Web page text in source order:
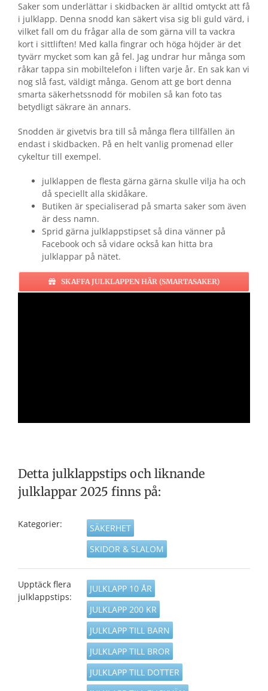
Saker som underlättar i skidbacken är alltid omtyckt att få
i julklapp. Denna snodd kan säkert visa sig bli guld värd, i
vilket fall om du frågar alla de som gärna vill ta vackra
kort i sittliften! Med kalla fingrar och höga höjder är det
tyvärr mycket som kan gå fel. Jag undrar hur många som
råkar tappa sin mobiltelefon i liften varje år. En sak kan vi
nog slå fast, väldigt många. Genom att ge bort denna
smarta säkerhetssnodd för mobilen så kan foto tas
betydligt säkrare än annars.
Snodden är givetvis bra till så många flera tillfällen än
endast i skidbacken. På en helt vanlig promenad eller
cykeltur till exempel.
julklappen de flesta gärna gärna skulle vilja ha och
då speciellt alla skidåkare.
Butiken är specialiserad på smarta saker som även
är dess namn.
Sprid gärna julklappstipset så dina vänner på
Facebook och så vidare också kan hitta bra
julklappar på nätet.
SKAFFA JULKLAPPEN HÄR (SMARTASAKER)
Detta julklappstips och liknande
julklappar 2025 finns på:
Kategorier:
SÄKERHET
SKIDOR & SLALOM
Upptäck flera
julklappstips:
JULKLAPP 10 ÅR
JULKLAPP 200 KR
JULKLAPP TILL BARN
JULKLAPP TILL BROR
JULKLAPP TILL DOTTER